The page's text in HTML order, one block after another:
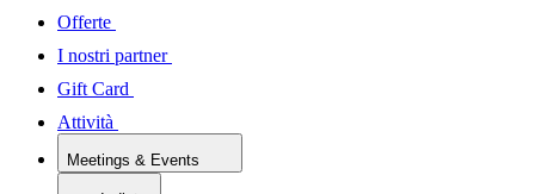
Offerte
I nostri partner
Gift Card
Attività
Meetings & Events